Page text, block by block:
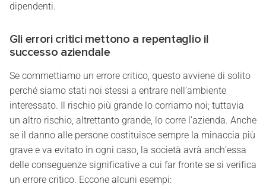
dipendenti.
Gli errori critici mettono a repentaglio il
successo aziendale
Se commettiamo un errore critico, questo avviene di solito
perché siamo stati noi stessi a entrare nell’ambiente
interessato. Il rischio più grande lo corriamo noi; tuttavia
un altro rischio, altrettanto grande, lo corre l’azienda. Anche
se il danno alle persone costituisce sempre la minaccia più
grave e va evitato in ogni caso, la società avrà anch’essa
delle conseguenze significative a cui far fronte se si verifica
un errore critico. Eccone alcuni esempi: